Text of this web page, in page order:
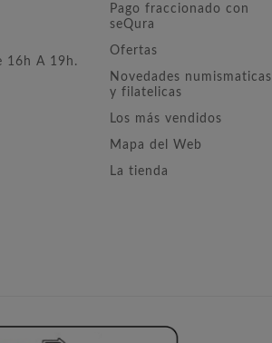
16h A 19h.
Pago fraccionado con
seQura
Ofertas
Novedades numismaticas
y filatelicas
Los más vendidos
Mapa del Web
La tienda